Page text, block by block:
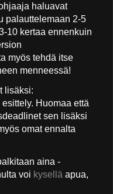
haluavat
palauttelemaan 2-5
10 kertaa ennenkuin
myös tehdä itse
menneessä!
lisäksi:
Huomaa että
sen lisäksi
omat ennalta
aina -
voi kysellä apua,